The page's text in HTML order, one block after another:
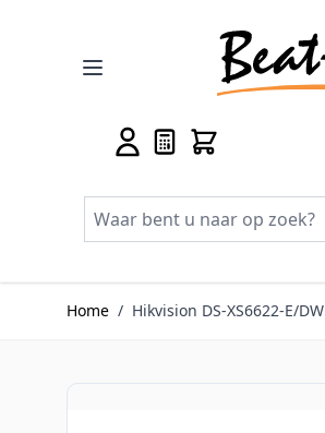
Home / Hikvision DS-XS6622-E/DW